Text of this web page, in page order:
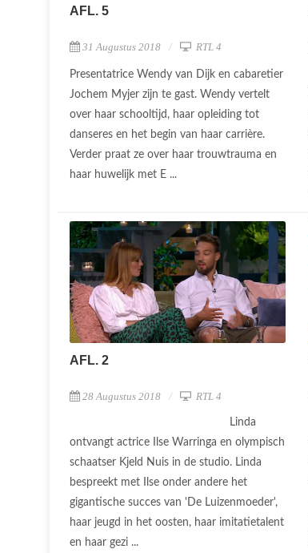
AFL. 5
31 Augustus 2018 RTL 4
Presentatrice Wendy van Dijk en cabaretier
Jochem Myjer zijn te gast. Wendy vertelt
over haar schooltijd, haar opleiding tot
danseres en het begin van haar carrière.
Verder praat ze over haar trouwtrauma en
haar huwelijk met E ...
AFL. 2
28 Augustus 2018 RTL 4
Linda
ontvangt actrice Ilse Warringa en olympisch
schaatser Kjeld Nuis in de studio. Linda
bespreekt met Ilse onder andere het
gigantische succes van 'De Luizenmoeder',
haar jeugd in het oosten, haar imitatietalent
en haar gezi ...